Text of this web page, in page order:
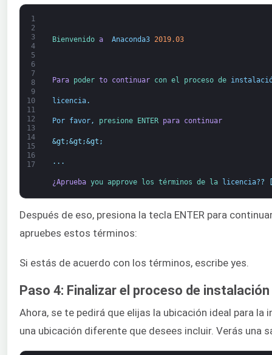
1
2
3
4
5
6
7
8
9
10
11
12
13
14
15
16
17
Bienvenido a Anaconda3 2019.03
Para poder to continuar con el proceso de
licencia.
Por favor, presione ENTER para continuar
&gt;&gt;&gt;
. . .
¿Aprueba you approve los términos de la licencia??
Después de eso, presiona la tecla ENTER para
apruebes estos términos:
Si estás de acuerdo con los términos, escribe yes.
Paso 4: Finalizar el proceso de instalación
Ahora, se te pedirá que elijas la ubicación ideal para
una ubicación diferente que desees incluir. Verás una